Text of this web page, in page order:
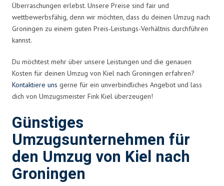
Überraschungen erlebst. Unsere Preise sind fair und
wettbewerbsfähig, denn wir möchten, dass du deinen Umzug nach
Groningen zu einem guten Preis-Leistungs-Verhältnis durchführen
kannst.
Du möchtest mehr über unsere Leistungen und die genauen
Kosten für deinen Umzug von Kiel nach Groningen erfahren?
Kontaktiere uns gerne für ein unverbindliches Angebot und lass
dich von Umzugsmeister Fink Kiel überzeugen!
Günstiges
Umzugsunternehmen für
den Umzug von Kiel nach
Groningen